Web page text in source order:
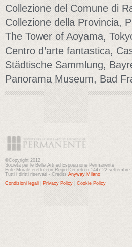
Collezione del Comune di
Collezione della Provincia,
The Tower of Aoyama,
Centro d’arte fantastica,
Städtische Sammlung,
Panorama Museum, Bad
©Copyright 2012
Società per le Belle Arti ed Esposizione Permanente
Ente Morale eretto con Regio Decreto n.1447-22 settembre
Tutti i diritti riservati - Credits Anyway Milano
Condizioni legali
Privacy Policy Cookie Policy